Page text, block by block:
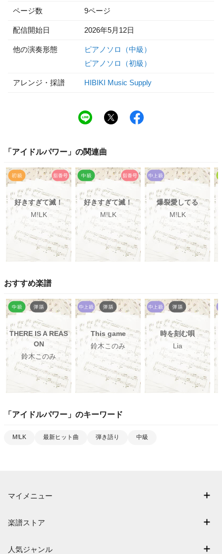
ページ数 9ページ
配信開始日 2026年5月12日
他の演奏形態
ピアノソロ（中級）
ピアノソロ（初級）
アレンジ・採譜 HIBIKI Music Supply
「 アイドルパワー 」の関連曲
好きすぎて滅！
M!LK
好きすぎて滅！
M!LK
爆裂愛してる
M!LK
おすすめ楽譜
THERE IS A REAS
ON
鈴木このみ
This game
鈴木このみ
時を刻む唄
Lia
「 アイドルパワー 」のキーワード
M!LK 最新ヒット曲 弾き語り 中級
マイメニュー
退会はこちら
楽譜ストア
人気ジャンル